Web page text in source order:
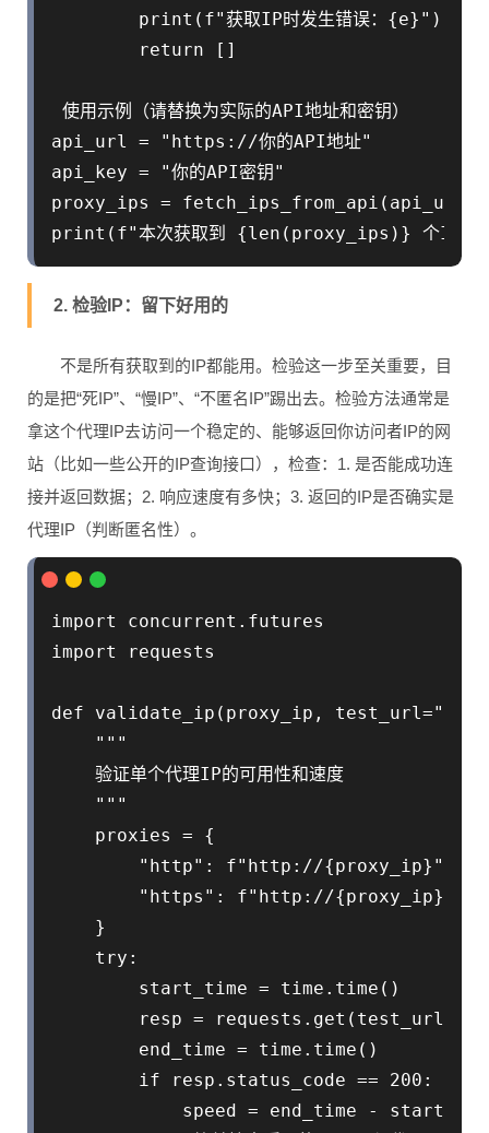
        print(f"获取IP时发生错误：{e}")
        return []
使用示例（请替换为实际的API地址和密钥）
api_url = "https://你的API地址"
api_key = "你的API密钥"
proxy_ips = fetch_ips_from_api(api_url,
2. 检验IP：留下好用的
不是所有获取到的IP都能用。检验这一步至关重要，目
的是把“死IP”、“慢IP”、“不匿名IP”踢出去。检验方法通常是
拿这个代理IP去访问一个稳定的、能够返回你访问者IP的网
站（比如一些公开的IP查询接口），检查：1. 是否能成功连
接并返回数据；2. 响应速度有多快；3. 返回的IP是否确实是
代理IP（判断匿名性）。
import concurrent.futures
import requests
def validate_ip(proxy_ip,
    """
    验证单个代理IP的可用性和速度
    """
    proxies = {
        "http": f"http://{proxy_ip}",
"https": f"http://{proxy_ip}",  注
    }
    try:
        start_time = time.time()
resp = requests.get(test_url,
        end_time = time.time()
        if resp.status_code == 200:
speed = end_time -